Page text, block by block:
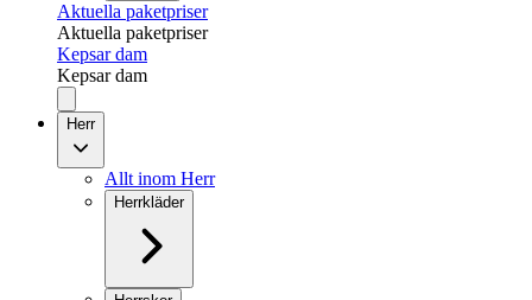
Aktuella paketpriser
Aktuella paketpriser
Kepsar dam
Kepsar dam
Herr
Allt inom Herr
Herrkläder